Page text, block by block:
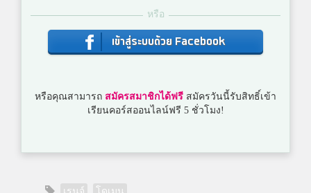
หรือ
เข้าสู่ระบบด้วย Facebook
หรือคุณสามารถ สมัครสมาชิกได้ฟรี สมัครวันนี้รับสิทธิ์เข้า
เรียนคอร์สออนไลน์ฟรี 5 ชั่วโมง!